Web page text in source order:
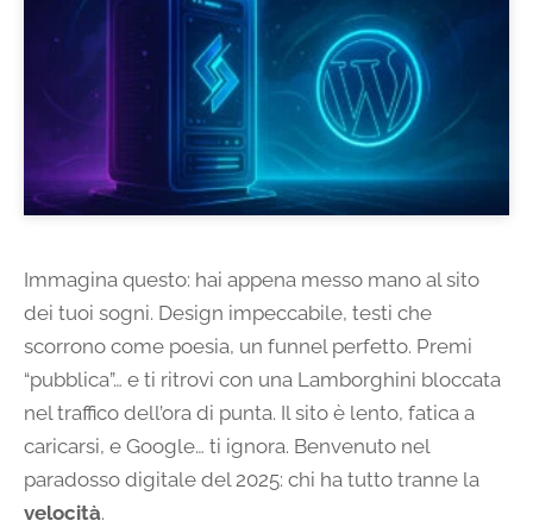
Immagina questo: hai appena messo mano al sito
dei tuoi sogni. Design impeccabile, testi che
scorrono come poesia, un funnel perfetto. Premi
“pubblica”… e ti ritrovi con una Lamborghini bloccata
nel traffico dell’ora di punta. Il sito è lento, fatica a
caricarsi, e Google… ti ignora. Benvenuto nel
paradosso digitale del 2025: chi ha tutto tranne la
velocità.